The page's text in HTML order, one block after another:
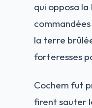
qui opposa
la terre
forteresses
Cochem fut
firent sauter